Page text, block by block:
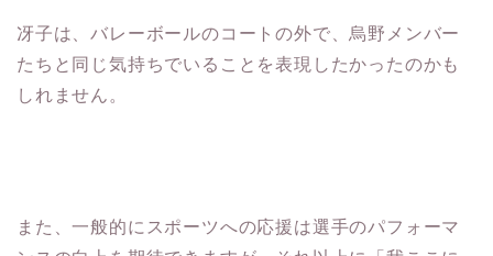
冴子は、バレーボールのコートの外で、烏野メンバー
たちと同じ気持ちでいることを表現したかったのかも
しれません。
また、一般的にスポーツへの応援は選手のパフォーマ